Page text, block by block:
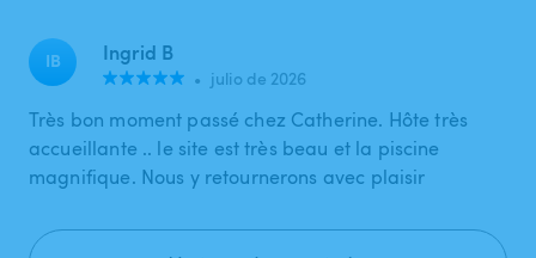
IB Ingrid B
• julio de 2026
Très bon moment passé chez Catherine. Hôte très
accueillante .. le site est très beau et la piscine
magnifique. Nous y retournerons avec plaisir